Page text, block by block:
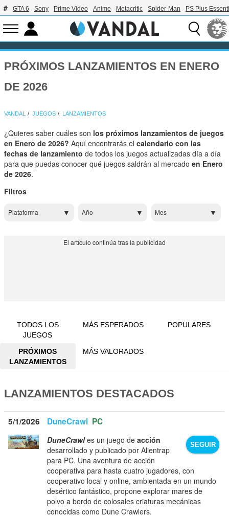
GTA 6 Sony Prime Video Anime Metacritic Spider-Man PS Plus
PRÓXIMOS LANZAMIENTOS EN ENERO
DE 2026
VANDAL JUEGOS LANZAMIENTOS
¿Quieres saber cuáles son los próximos lanzamientos de juegos
en Enero de 2026? Aquí encontrarás elcalendario con las
fechas de lanzamiento de todos los juegos actualizadas día a día
para que puedas conocer qué juegos saldrán al mercadoen Enero
de 2026.
Filtros
Plataforma Año Mes
TODOS LOS
JUEGOS
MÁS ESPERADOS POPULARES
PRÓXIMOS
LANZAMIENTOS
MÁS VALORADOS
LANZAMIENTOS DESTACADOS
5/1/2026 DuneCrawl PC
SEGUIR
DuneCrawles un juego deacción
desarrollado y publicado por Alientrap
para PC. Una aventura de acción
cooperativa para hasta cuatro jugadores, con
cooperativo local y online, ambientada en un mundo
desértico fantástico, propone explorar mares de
polvo a bordo de colosales criaturas mecánicas
conocidas como Dune Crawlers.